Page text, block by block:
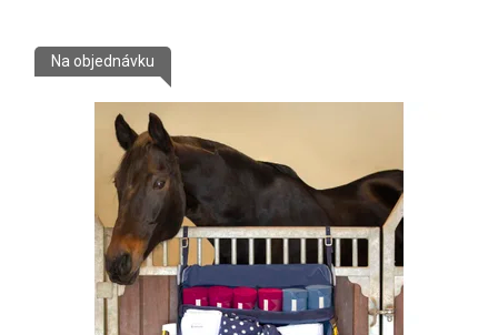
Na objednávku